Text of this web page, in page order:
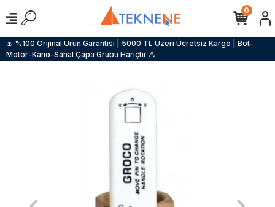
⚓ %100 Orijinal Ürün Garantisi | 5000 TL Üzeri Ücretsiz Kargo | Bot-
Motor-Kano-Sanal Çapa Grubu Hariçtir ⚓
0